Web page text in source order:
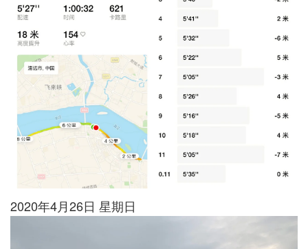
2020年4月26日 星期日